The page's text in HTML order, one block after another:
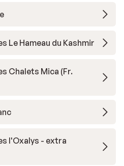
Le Hameau du Kashmir
Chalets Mica (Fr.
l'Oxalys - extra